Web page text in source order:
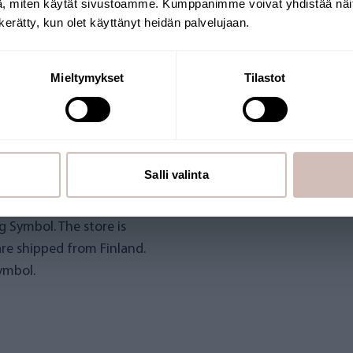
miten käytät sivustoamme. Kumppanimme voivat yhdistää
kun olet käyttänyt heidän palvelujaan.
Mieltymykset Tilastot
Salli valinta
Symbol. The store is
shipped from Finland.
Shipping country
Language